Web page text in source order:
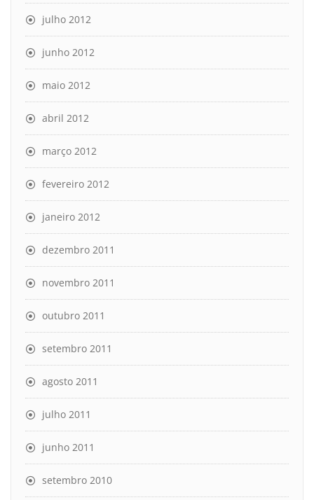
julho 2012
junho 2012
maio 2012
abril 2012
março 2012
fevereiro 2012
janeiro 2012
dezembro 2011
novembro 2011
outubro 2011
setembro 2011
agosto 2011
julho 2011
junho 2011
setembro 2010